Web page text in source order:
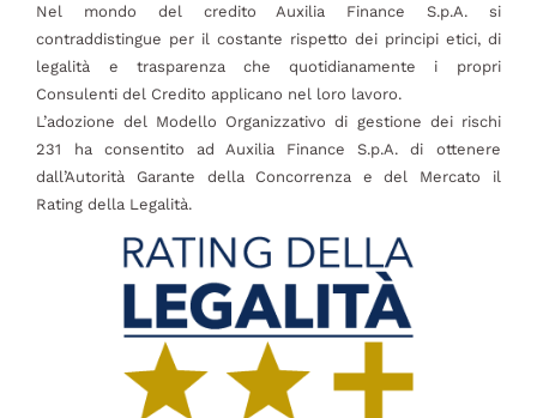
Nel mondo del credito Auxilia Finance S.p.A. si
contraddistingue per il costante rispetto dei principi etici, di
legalità e trasparenza che quotidianamente i propri
Consulenti del Credito applicano nel loro lavoro.
L’adozione del Modello Organizzativo di gestione dei rischi
231 ha consentito ad Auxilia Finance S.p.A. di ottenere
dall’Autorità Garante della Concorrenza e del Mercato il
Rating della Legalità.